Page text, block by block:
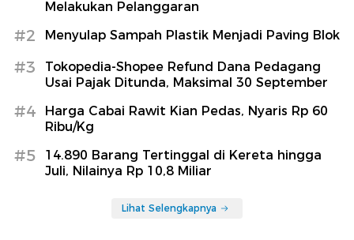
Melakukan Pelanggaran
#2 Menyulap Sampah Plastik Menjadi Paving Blok
#3
Tokopedia-Shopee Refund Dana Pedagang
Usai Pajak Ditunda, Maksimal 30 September
#4
Harga Cabai Rawit Kian Pedas, Nyaris Rp 60
Ribu/Kg
#5
14.890 Barang Tertinggal di Kereta hingga
Juli, Nilainya Rp 10,8 Miliar
Lihat Selengkapnya